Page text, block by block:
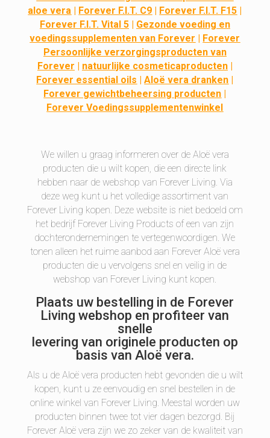
aloe vera | Forever F.I.T. C9 | Forever F.I.T. F15 |
Forever F.I.T. Vital 5| Gezonde voeding en
voedingssupplementen van Forever | Forever
Persoonlijke verzorgingsproducten van
Forever | natuurlijke cosmeticaproducten|
Forever essential oils |Aloë vera dranken |
Forever gewichtbeheersing producten |
Forever Voedingssupplementenwinkel
We willen u graag informeren over de Aloë vera
producten die u wilt kopen, die een directe link
hebben naar de webshop van Forever Living. Via
deze weg kunt u het volledige assortiment van
Forever Living kopen. Deze website is niet bedoeld om
het bedrijf Forever Living Products of een van zijn
dochterondernemingen te vertegenwoordigen. We
tonen alleen het ruime aanbod aan Forever Aloë vera
producten die u vervolgens snel en veilig in de
webshop van Forever Living kunt kopen.
Plaats uw bestelling in de Forever
Living webshop en profiteer van
snelle
levering van originele producten op
basis van Aloë vera.
Als u de Aloë vera producten hebt gevonden die u wilt
kopen, kunt u ze eenvoudig en snel bestellen in de
online winkel van Forever Living. Meestal worden uw
producten binnen twee tot vier dagen bezorgd. Bij
Forever Aloë vera zijn we zo zeker van de kwaliteit van